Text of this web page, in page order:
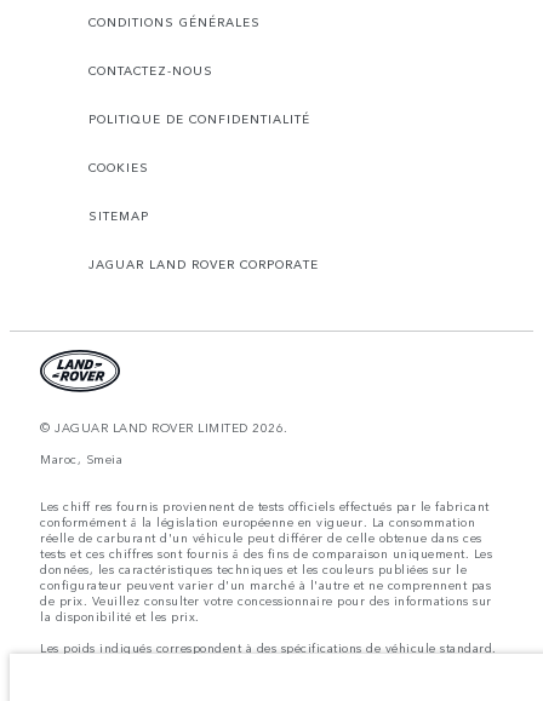
CONDITIONS GÉNÉRALES
CONTACTEZ-NOUS
POLITIQUE DE CONFIDENTIALITÉ
COOKIES
SITEMAP
JAGUAR LAND ROVER CORPORATE
© JAGUAR LAND ROVER LIMITED 2026.
Maroc, Smeia
Les chiff res fournis proviennent de tests officiels effectués par le fabricant
conformément å la législation européenne en vigueur. La consommation
réelle de carburant d'un véhicule peut différer de celle obtenue dans ces
tests et ces chiffres sont fournis å des fins de comparaison uniquement. Les
données, les caractéristiques techniques et les couleurs publiées sur le
configurateur peuvent varier d'un marché à l'autre et ne comprennent pas
de prix. Veuillez consulter votre concessionnaire pour des informations sur
la disponibilité et les prix.
Les poids indiqués correspondent à des spécifications de véhicule standard.